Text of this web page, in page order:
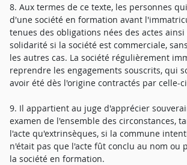
8. Aux termes de ce texte, les personnes
d'une société en formation avant
tenues des obligations nées des actes ainsi
solidarité si la société est commerciale,
les autres cas. La société régulièrement
reprendre les engagements souscrits, qui
avoir été dès l'origine contractés par celle-
9. Il appartient au juge d'apprécier
examen de l'ensemble des circonstances,
l'acte qu'extrinsèques, si la commune
n'était pas que l'acte fût conclu au nom ou
la société en formation.